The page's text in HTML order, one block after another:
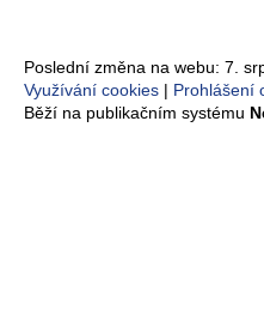
Poslední změna na webu: 7.
Využívání cookies
Prohlášení
Běží na publikačním systému